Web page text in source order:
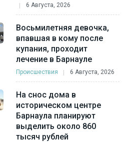
6 Августа, 2026
Восьмилетняя девочка,
впавшая в кому после
купания, проходит
лечение в Барнауле
Происшествия 6 Августа, 2026
На снос дома в
историческом центре
Барнаула планируют
выделить около 860
тысяч рублей